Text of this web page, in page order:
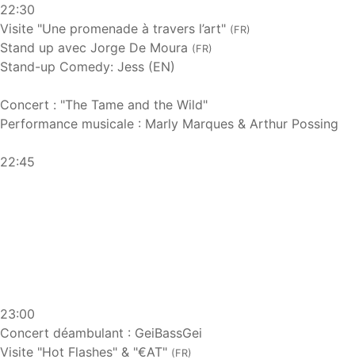
22:30
Visite "Une promenade à travers l’art" (FR)
Stand up avec Jorge De Moura (FR)
Stand-up Comedy: Jess (EN)
Concert : "The Tame and the Wild"
Performance musicale : Marly Marques & Arthur Possing
22:45
23:00
Concert déambulant : GeiBassGei
Visite "Hot Flashes" & "€AT" (FR)